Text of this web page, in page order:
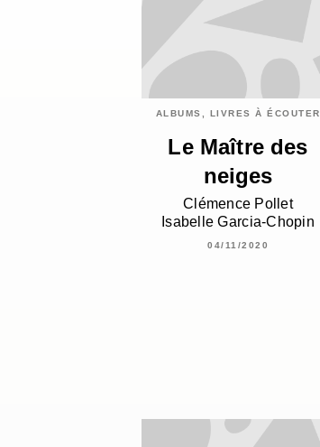
ALBUMS, LIVRES À ÉCOUTER
Le Maître des
neiges
Clémence Pollet
Isabelle Garcia-Chopin
04/11/2020